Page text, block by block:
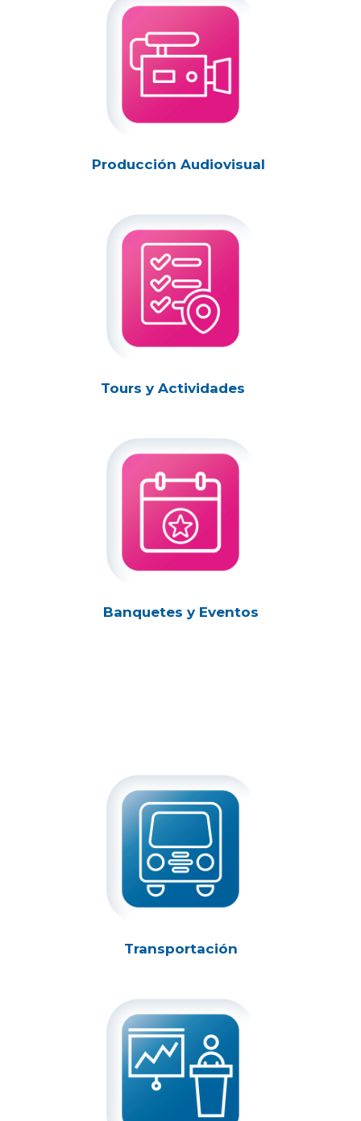
Producción Audiovisual
Tours y Actividades
Banquetes y Eventos
Transportación